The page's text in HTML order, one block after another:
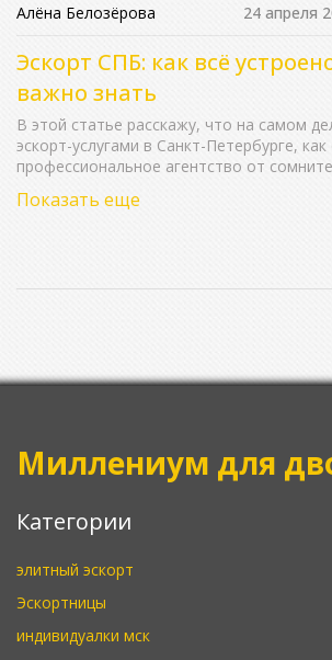
Алёна Белозёрова 24 апреля
Эскорт СПБ: как всё
важно знать
В этой статье расскажу, что на самом
эскорт-услугами в Санкт-Петербурге,
профессиональное агентство от
сервиса. Разберёмся, на что обращать
попасть на развод. Будет много честной
Показать еще
Миллениум для
Категории
элитный эскорт
Эскортницы
индивидуалки мск